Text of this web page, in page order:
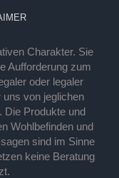
Charakter. Sie
Aufforderung zum
oder legaler
von jeglichen
Die Produkte und
Wohlbefinden und
sind im Sinne
keine Beratung